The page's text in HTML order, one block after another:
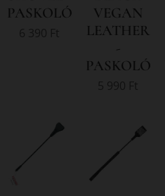
PASKOLÓ
VEGAN
LEATHER
-
PASKOLÓ